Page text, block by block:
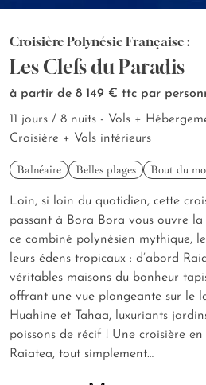
Croisière Polynésie Française :
Les Clefs du Paradis
à partir de 8 149 € ttc par
11 jours / 8 nuits - Vols +
Croisière + Vols intérieurs
Balnéaire Belles plages Bout du
Loin, si loin du quotidien, cette
passant à Bora Bora vous ouvre
ce combiné polynésien mythique,
leurs édens tropicaux : d’abord
véritables maisons du bonheur
offrant une vue plongeante sur le
Huahine et Tahaa, luxuriants
poissons de récif ! Une croisière
Raiatea, tout simplement…